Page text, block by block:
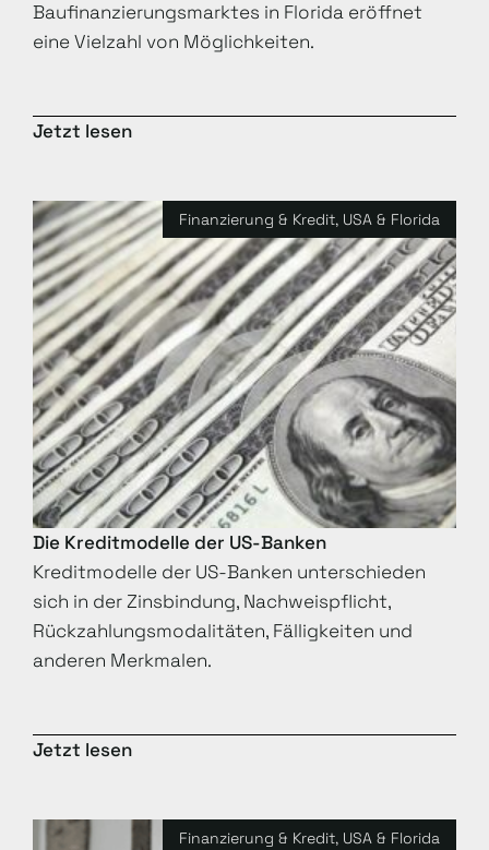
Baufinanzierungsmarktes in Florida eröffnet
eine Vielzahl von Möglichkeiten.
Jetzt lesen
Finanzierung & Kredit, USA & Florida
Die Kreditmodelle der US-Banken
Kreditmodelle der US-Banken unterschieden
sich in der Zinsbindung, Nachweispflicht,
Rückzahlungsmodalitäten, Fälligkeiten und
anderen Merkmalen.
Jetzt lesen
Finanzierung & Kredit, USA & Florida